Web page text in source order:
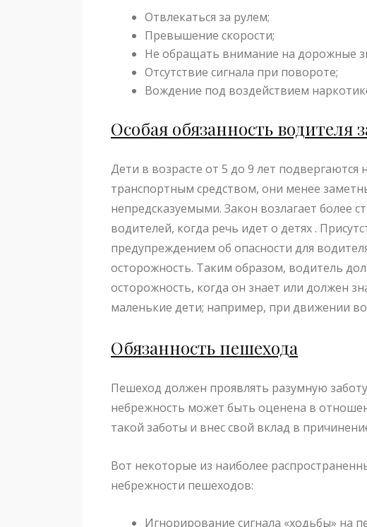
Отвлекаться за рулем;
Превышение скорости;
Не обращать внимание на дорожные
Отсутствие сигнала при повороте;
Вождение под воздействием
Особая обязанность водителя
Дети в возрасте от 5 до 9 лет подвергаются
транспортным средством, они менее
непредсказуемыми. Закон возлагает более
водителей, когда речь идет о детях .
предупреждением об опасности для
осторожность. Таким образом, водитель
осторожность, когда он знает или должен
маленькие дети; например, при движении
Обязанность пешехода
Пешеход должен проявлять разумную
небрежность может быть оценена в
такой заботы и внес свой вклад в
Вот некоторые из наиболее
небрежности пешеходов:
Игнорирование сигнала «ходьбы» на